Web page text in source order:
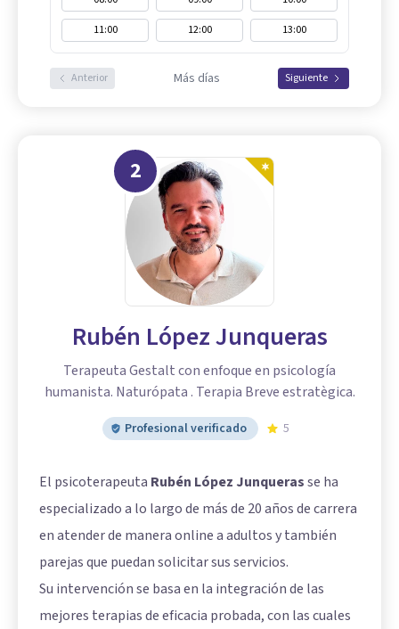
11:00
12:00 13:00
Anterior Más días Siguiente
2
Rubén López Junqueras
Terapeuta Gestalt con enfoque en psicología
humanista. Naturópata . Terapia Breve estratègica.
Profesional verificado 5
El psicoterapeuta Rubén López Junquerasse ha
especializado a lo largo de más de 20 años de carrera
en atender de manera online a adultos y también
parejas que puedan solicitar sus servicios.
Su intervención se basa en la integración de las
mejores terapias de eficacia probada, con las cuales